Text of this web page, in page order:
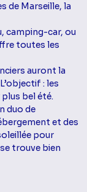
de Marseille, la
camping-car, ou
toutes les
auront la
: les
bel été.
duo de
et des
pour
trouve bien
diffusion